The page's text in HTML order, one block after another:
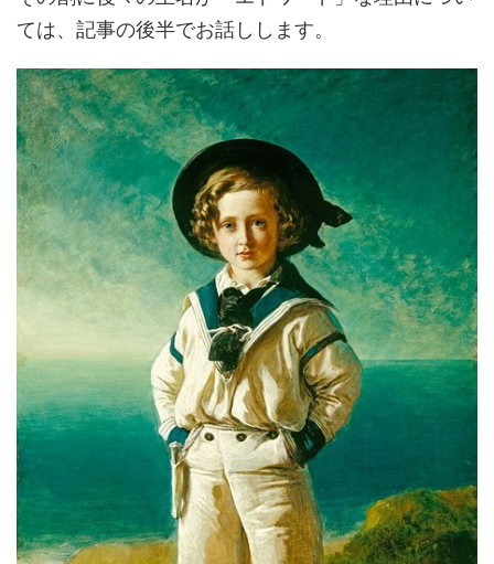
ては、記事の後半でお話しします。